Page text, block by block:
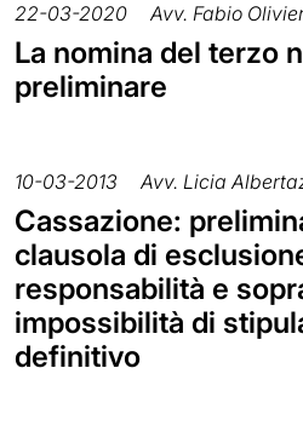
22-03-2020 Avv. Fabio
La nomina del terzo
preliminare
10-03-2013 Avv. Licia
Cassazione:
clausola di
responsabilità e
impossibilità di
definitivo